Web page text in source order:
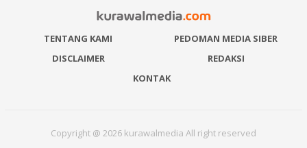
TENTANG KAMI
PEDOMAN MEDIA SIBER
DISCLAIMER
REDAKSI
KONTAK
Copyright @ 2026 kurawalmedia All right reserved